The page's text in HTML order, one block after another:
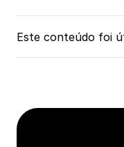
Este conteúdo foi